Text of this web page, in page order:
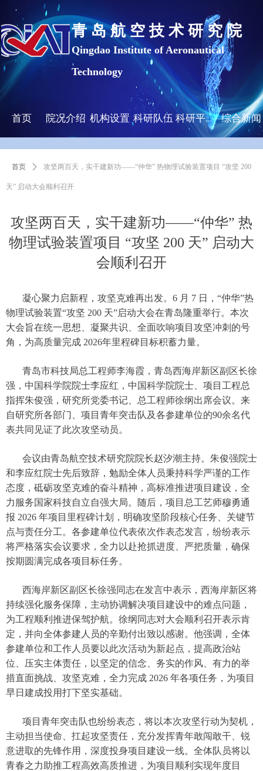
首页 院况介绍 机构设置 科研队伍 科研平台及成果 综合新闻
青 岛 航 空 技 术 研 究 院
Qingdao Institute of Aeronautical
Technology
攻坚两百天，实干建新功——“仲华” 热
物理试验装置项目 “攻坚 200 天” 启动大
会顺利召开
凝心聚力启新程，攻坚克难再出发。6 月 7 日，“仲华”热
物理试验装置“攻坚 200 天”启动大会在青岛隆重举行。本次
大会旨在统一思想、凝聚共识、全面吹响项目攻坚冲刺的号
角，为高质量完成 2026年里程碑目标积蓄力量。
青岛市科技局总工程师李海霞，青岛西海岸新区副区长徐
强，中国科学院院士李应红，中国科学院院士、项目工程总
指挥朱俊强，研究所党委书记、总工程师徐纲出席会议。来
自研究所各部门、项目青年突击队及各参建单位的90余名代
表共同见证了此次攻坚动员。
会议由青岛航空技术研究院院长赵汐潮主持。朱俊强院士
和李应红院士先后致辞，勉励全体人员秉持科学严谨的工作
态度，砥砺攻坚克难的奋斗精神，高标准推进项目建设，全
力服务国家科技自立自强大局。随后，项目总工艺师穆勇通
报 2026 年项目里程碑计划，明确攻坚阶段核心任务、关键节
点与责任分工。各参建单位代表依次作表态发言，纷纷表示
将严格落实会议要求，全力以赴抢抓进度、严把质量，确保
按期圆满完成各项目标任务。
西海岸新区副区长徐强同志在发言中表示，西海岸新区将
持续强化服务保障，主动协调解决项目建设中的难点问题，
为工程顺利推进保驾护航。徐纲同志对大会顺利召开表示肯
定，并向全体参建人员的辛勤付出致以感谢。他强调，全体
参建单位和工作人员要以此次活动为新起点，提高政治站
位、压实主体责任，以坚定的信念、务实的作风、有力的举
措直面挑战、攻坚克难，全力完成 2026 年各项任务，为项目
早日建成投用打下坚实基础。
项目青年突击队也纷纷表态，将以本次攻坚行动为契机，
主动担当使命、扛起攻坚责任，充分发挥青年敢闯敢干、锐
意进取的先锋作用，深度投身项目建设一线。全体队员将以
青春之力助推工程高效高质推进，为项目顺利实现年度目
首页 ꄲ 攻坚两百天，实干建新功——“仲华” 热物理试验装置项目 “攻坚 200
天” 启动大会顺利召开